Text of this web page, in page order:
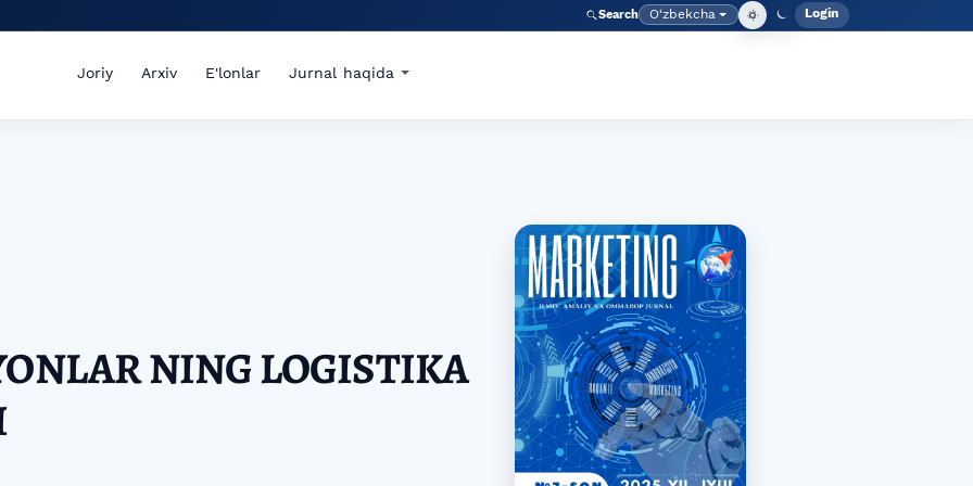
Search Language
O‘zbekcha Admin
Login
Joriy Arxiv E'lonlar Jurnal haqida
NING LOGISTIKA